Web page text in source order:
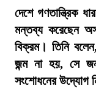
দেশে গণতান্ত্রিক
মন্তব্য করেছেন
বিক্রম। তিনি
জন্ম না হয়, সে
সংশোধনের উদ্যোগ